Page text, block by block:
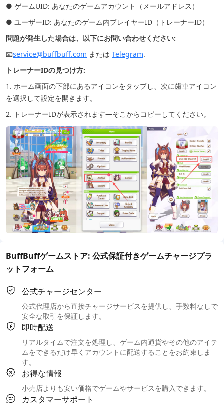
● ゲームUID: あなたのゲームアカウント（メールアドレス）
● ユーザーID: あなたのゲーム内プレイヤーID（トレーナーID）
問題が発生した場合は、以下にお問い合わせください:
📧service@buffbuff.com または Telegram.
トレーナーIDの見つけ方:
1. ホーム画面の下部にあるアイコンをタップし、次に歯車アイコン
を選択して設定を開きます。
2. トレーナーIDが表示されます—そこからコピーしてください。
BuffBuffゲームストア: 公式保証付きゲームチャージプラ
ットフォーム
公式チャージセンター
公式代理店から直接チャージサービスを提供し、手数料なしで
安全な取引を保証します。
即時配送
リアルタイムで注文を処理し、ゲーム内通貨やその他のアイテ
ムをできるだけ早くアカウントに配送することをお約束しま
す。
お得な情報
小売店よりも安い価格でゲームやサービスを購入できます。
カスタマーサポート